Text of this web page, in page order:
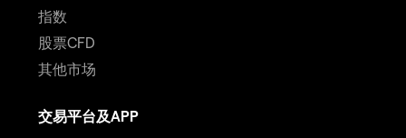
指数
股票CFD
其他市场
交易平台及APP